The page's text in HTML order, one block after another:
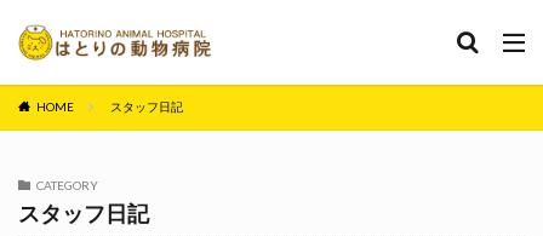
HOME スタッフ日記
CATEGORY
スタッフ日記
カテゴリー
タグ
セミナー